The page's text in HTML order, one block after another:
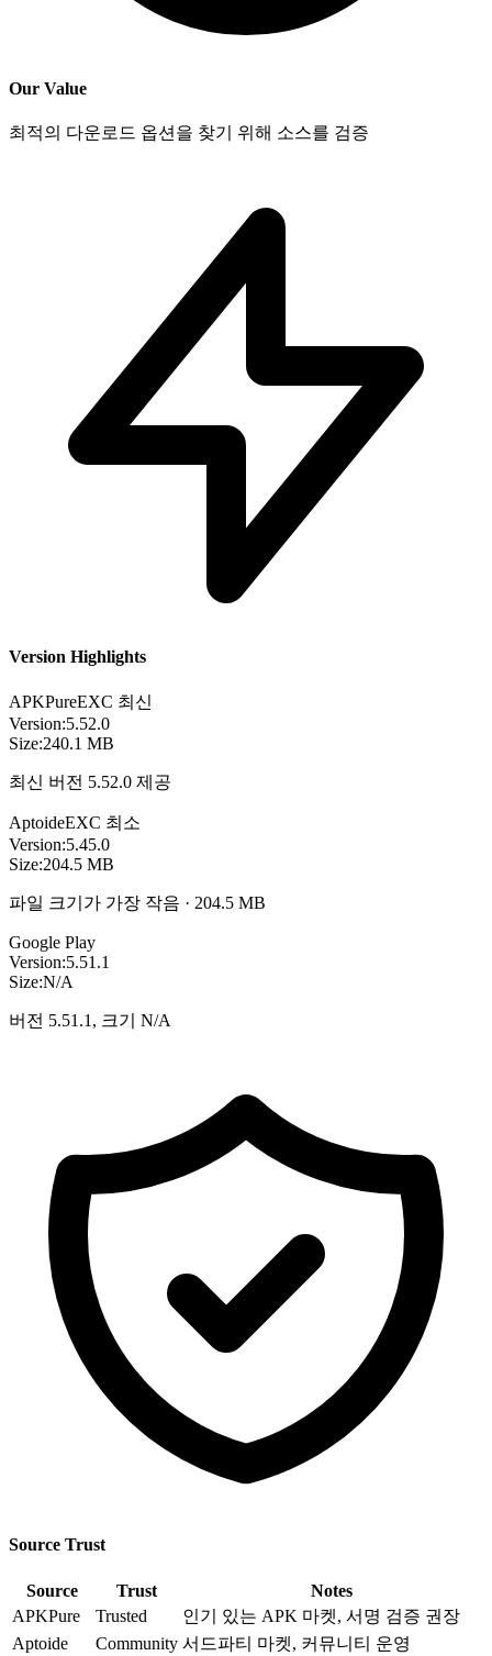
Our Value
최적의 다운로드 옵션을 찾기 위해 소스를 검증
Version Highlights
APKPureEXC 최신
Version:5.52.0
Size:240.1 MB
최신 버전 5.52.0 제공
AptoideEXC 최소
Version:5.45.0
Size:204.5 MB
파일 크기가 가장 작음 · 204.5 MB
Google Play
Version:5.51.1
Size:N/A
버전 5.51.1, 크기 N/A
Source Trust
Source Trust
Notes
APKPure
Trusted
인기 있는 APK 마켓, 서명 검증 권장
Aptoide
Community 서드파티 마켓, 커뮤니티 운영